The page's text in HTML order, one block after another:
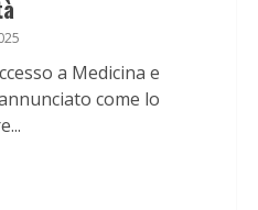
a Medicina e
come lo